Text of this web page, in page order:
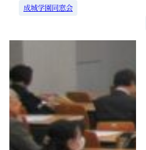
成城学園同窓会